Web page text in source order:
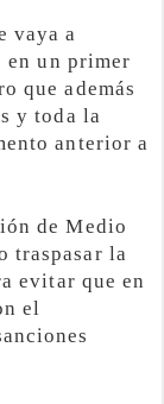
vaya a
un primer
que además
y toda la
anterior a
de Medio
traspasar la
evitar que en
el